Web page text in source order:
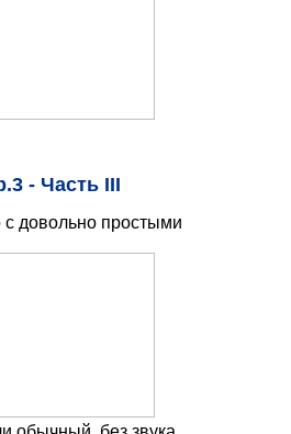
- Часть III
с довольно простыми